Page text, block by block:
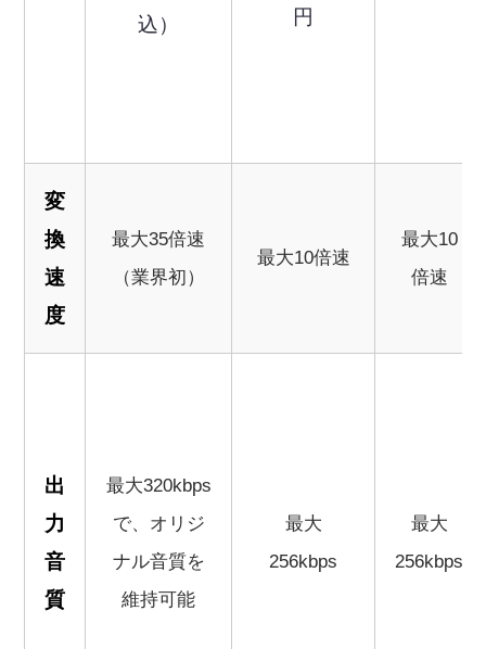
込）
円
変
換
速
度
最大35倍速
（業界初）
最大10倍速
最大10
倍速
出
力
音
質
最大320kbps
で、オリジ
ナル音質を
維持可能
最大
256kbps
最大
256kbps